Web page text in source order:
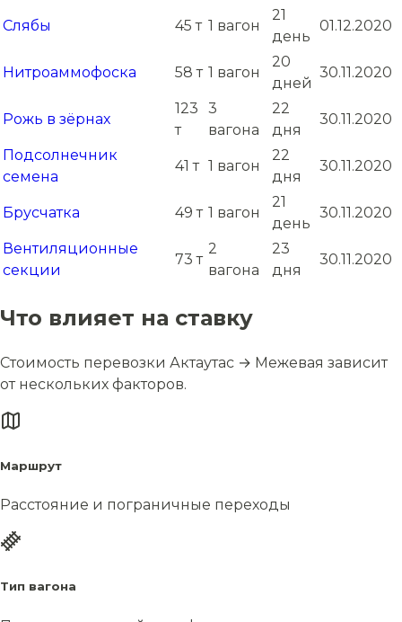
Слябы 45 т 1 вагон
21
день
01.12.2020
Нитроаммофоска 58 т 1 вагон
20
дней
30.11.2020
Рожь в зёрнах
123
т
3
вагона
22
дня
30.11.2020
Подсолнечник
семена
41 т 1 вагон
22
дня
30.11.2020
Брусчатка 49 т 1 вагон
21
день
30.11.2020
Вентиляционные
секции
73 т
2
вагона
23
дня
30.11.2020
Что влияет на ставку
Стоимость перевозки Актаутас → Межевая зависит
от нескольких факторов.
Маршрут
Расстояние и пограничные переходы
Тип вагона